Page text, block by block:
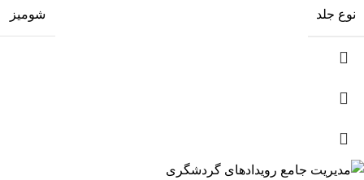
نوع جلد شومیز